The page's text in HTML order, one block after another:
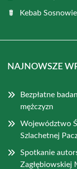
Kebab
NAJNOWSZE
Bezpłatne
mężczyzn
Województwo
Szlachetnej
Spotkanie
Zagłębiowskiej